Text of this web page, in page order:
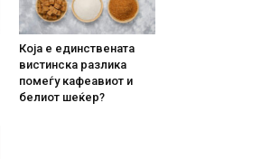
Која е единствената
вистинска разлика
помеѓу кафеавиот и
белиот шеќер?